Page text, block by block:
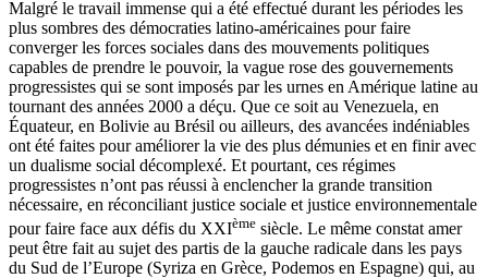
Malgré le travail immense qui a été effectué durant les périodes les
plus sombres des démocraties latino-américaines pour faire
converger les forces sociales dans des mouvements politiques
capables de prendre le pouvoir, la vague rose des gouvernements
progressistes qui se sont imposés par les urnes en Amérique latine au
tournant des années 2000 a déçu. Que ce soit au Venezuela, en
Équateur, en Bolivie au Brésil ou ailleurs, des avancées indéniables
ont été faites pour améliorer la vie des plus démunies et en finir avec
un dualisme social décomplexé. Et pourtant, ces régimes
progressistes n’ont pas réussi à enclencher la grande transition
nécessaire, en réconciliant justice sociale et justice environnementale
pour faire face aux défis du XXIème siècle. Le même constat amer
peut être fait au sujet des partis de la gauche radicale dans les pays
du Sud de l’Europe (Syriza en Grèce, Podemos en Espagne) qui, au